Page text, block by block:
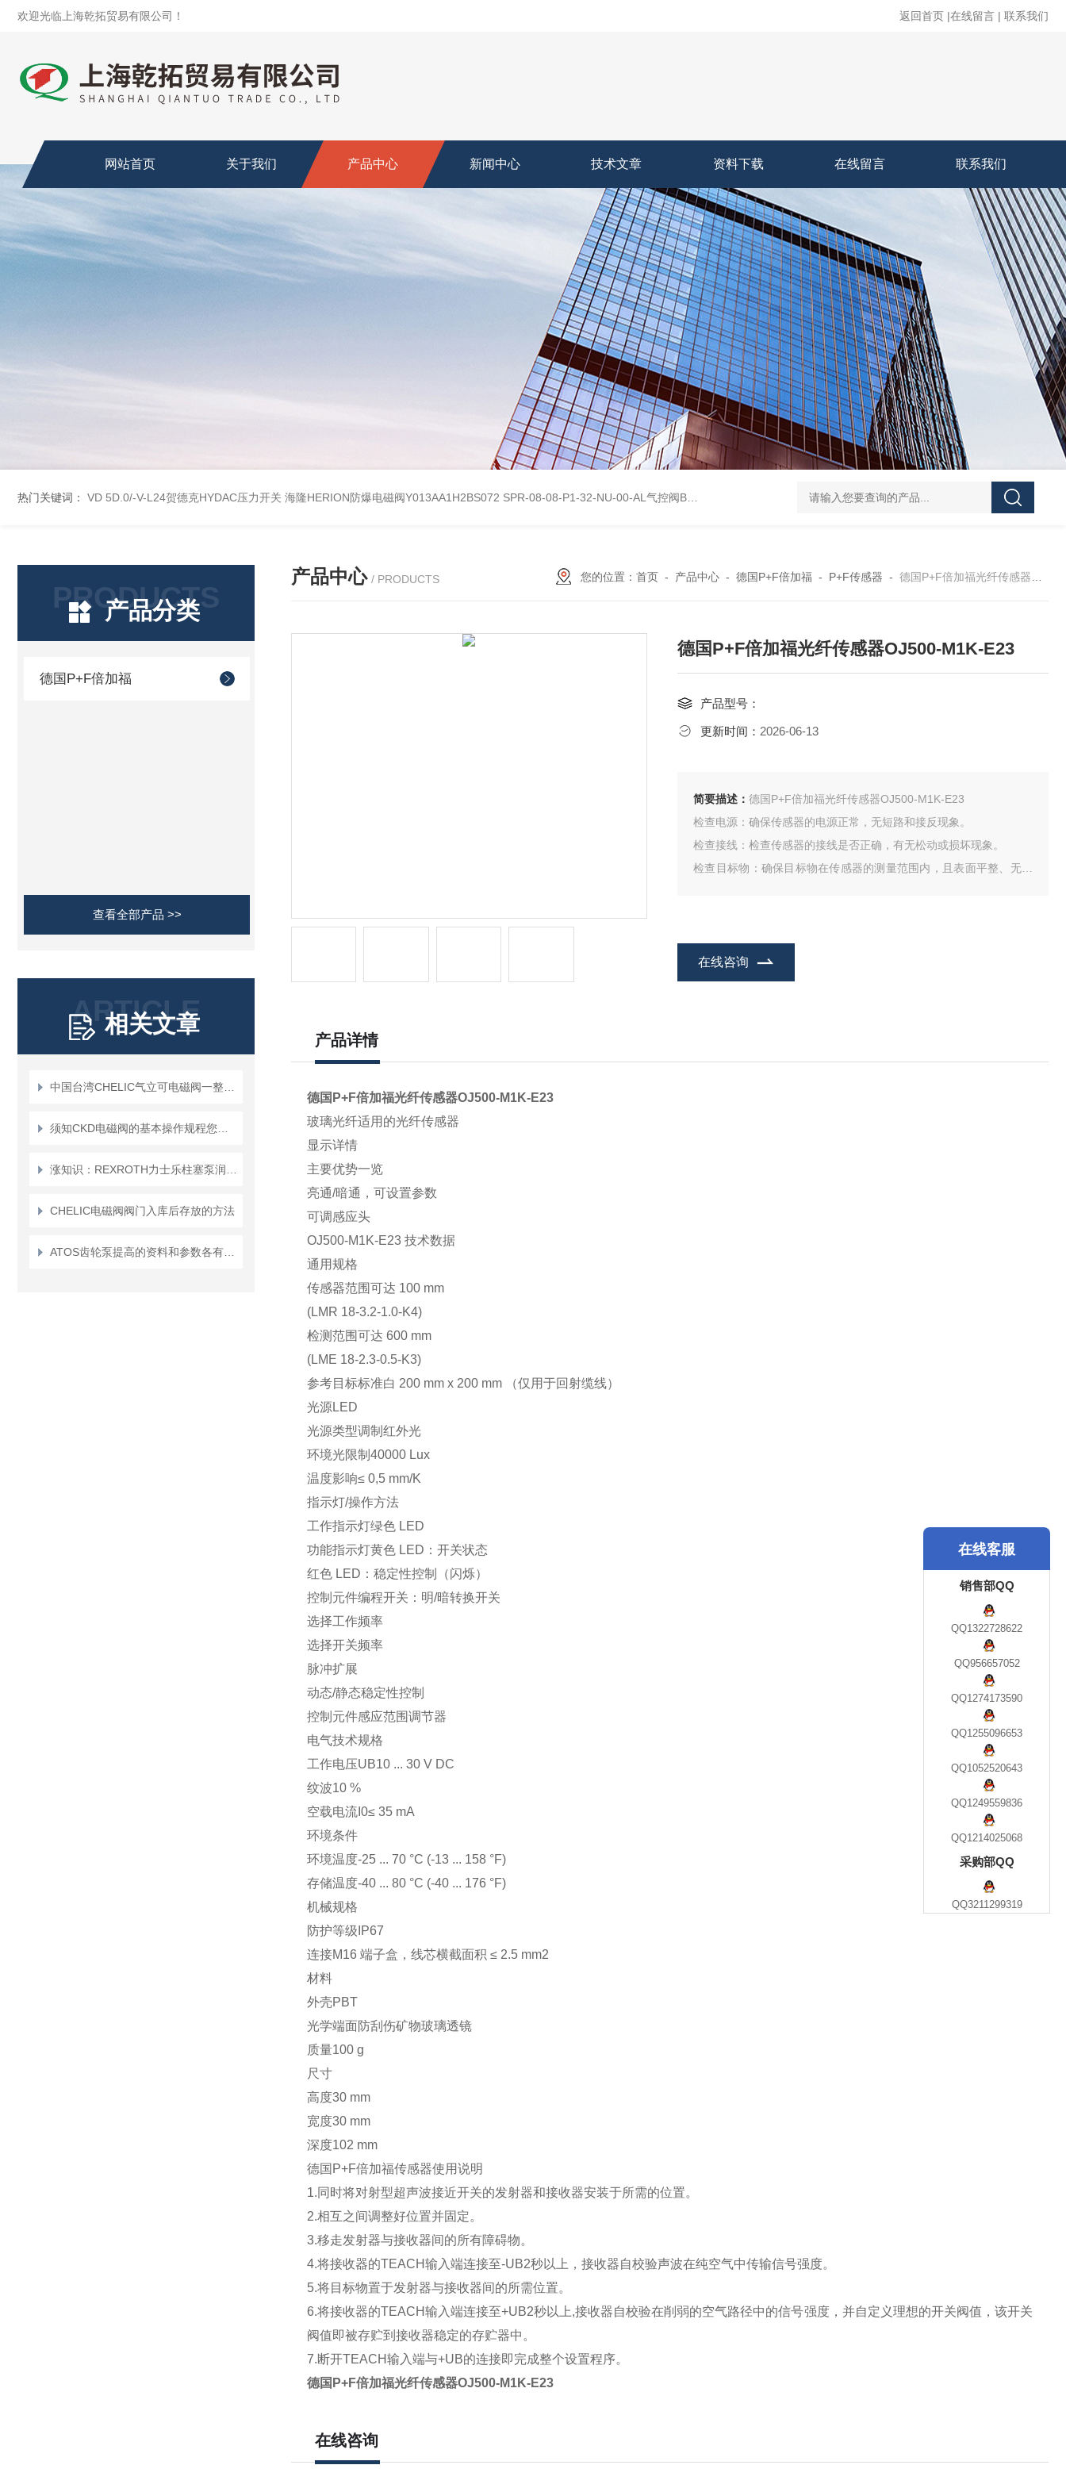
欢迎光临上海乾拓贸易有限公司！ 返回首页 |在线留言 | 联系我们
网站首页 关于我们 产品中心 新闻中心 技术文章 资料下载 在线留言 联系我们
热门关键词： VD 5D.0/-V-L24贺德克HYDAC压力开关 海隆HERION防爆电磁阀Y013AA1H2BS072 SPR-08-08-P1-32-NU-00-AL气控阀BIFOLD百弗参考数据 CXHAXANSUN单向阀安装与维护 R900432915
PRODUCTS
产品分类
德国P+F倍加福
查看全部产品 >>
ARTICLE
相关文章
CHELIC电磁阀阀门入库后存放的方法
产品中心 / PRODUCTS 您的位置： 首页- 产品中心- 德国P+F倍加福- P+F传感器 - 德国P+F倍加福光纤传感器OJ500-M1K-E23
德国P+F倍加福光纤传感器OJ500-M1K-E23
产品型号：
更新时间： 2026-06-13
简要描述： 德国P+F倍加福光纤传感器OJ500-M1K-E23
‌检查电源‌：确保传感器的电源正常，无短路和接反现象。
‌检查接线‌：检查传感器的接线是否正确，有无松动或损坏现象。
‌检查目标物‌：确保目标物在传感器的测量范围内，且表面平整、无遮
在线咨询
产品详情
德国P+F倍加福光纤传感器OJ500-M1K-E23
玻璃光纤适用的光纤传感器
显示详情
主要优势一览
亮通/暗通，可设置参数
可调感应头
OJ500-M1K-E23 技术数据
通用规格
传感器范围可达 100 mm
(LMR 18-3.2-1.0-K4)
检测范围可达 600 mm
(LME 18-2.3-0.5-K3)
参考目标标准白 200 mm x 200 mm （仅用于回射缆线）
光源LED
光源类型调制红外光
环境光限制 40000 Lux
温度影响≤ 0,5 mm/K
指示灯/操作方法
工作指示灯绿色 LED
功能指示灯黄色 LED：开关状态
红色 LED：稳定性控制（闪烁）
控制元件编程开关：明/暗转换开关
选择工作频率
选择开关频率
脉冲扩展
动态/静态稳定性控制
控制元件感应范围调节器
电气技术规格
工作电压UB10 ... 30 V DC
纹波10 %
空载电流I0≤ 35 mA
环境条件
环境温度-25 ... 70 °C (-13 ... 158 °F)
存储温度-40 ... 80 °C (-40 ... 176 °F)
机械规格
防护等级 IP67
连接M16 端子盒，线芯横截面积 ≤ 2.5 mm2
材料
外壳PBT
光学端面防刮伤矿物玻璃透镜
质量100 g
尺寸
高度30 mm
宽度30 mm
深度102 mm
德国P+F倍加福传感器使用说明
1.同时将对射型超声波接近开关的发射器和接收器安装于所需的位置。
2.相互之间调整好位置并固定。
3.移走发射器与接收器间的所有障碍物。
4.将接收器的TEACH输入端连接至-UB2秒以上，接收器自校验声波在纯空气中传输信号强度。
5.将目标物置于发射器与接收器间的所需位置。
6.将接收器的TEACH输入端连接至+UB2秒以上,接收器自校验在削弱的空气路径中的信号强度，并自定义理想的开关阀值，该开关
阀值即被存贮到接收器稳定的存贮器中。
7.断开TEACH输入端与+UB的连接即完成整个设置程序。
德国P+F倍加福光纤传感器OJ500-M1K-E23
在线咨询
在线客服
销售部QQ
QQ1322728622
QQ956657052
QQ1274173590
QQ1255096653
QQ1052520643
QQ1249559836
QQ1214025068
采购部QQ
QQ3211299319